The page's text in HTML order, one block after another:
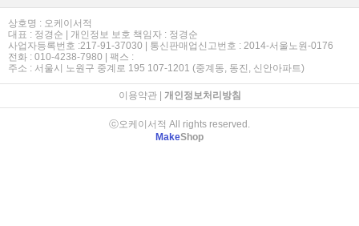
상호명 : 오케이서적
대표 : 정경순 | 개인정보 보호 책임자 : 정경순
사업자등록번호 :217-91-37030 | 통신판매업신고번호 : 2014-서울노원-0176
전화 : 010-4238-7980 | 팩스 :
주소 : 서울시 노원구 중계로 195 107-1201 (중계동, 동진, 신안아파트)
이용약관| 개인정보처리방침
ⓒ오케이서적 All rights reserved.
MakeShop